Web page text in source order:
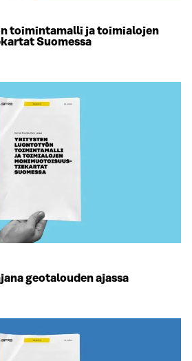
toimintamalli ja toimialojen
Suomessa
geotalouden ajassa